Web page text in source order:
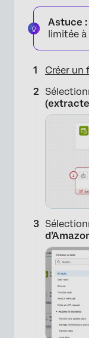
Astuce :
limitée à
Créer un